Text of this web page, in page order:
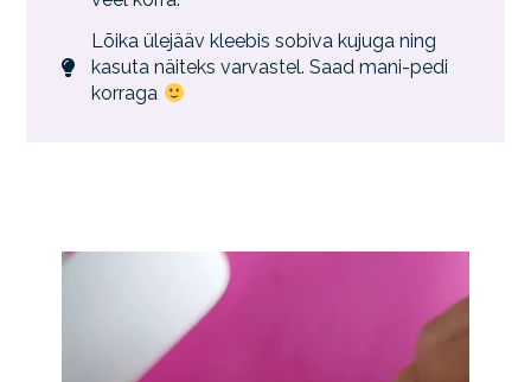
Lõika ülejääv kleebis sobiva kujuga ning
kasuta näiteks varvastel. Saad mani-pedi
korraga